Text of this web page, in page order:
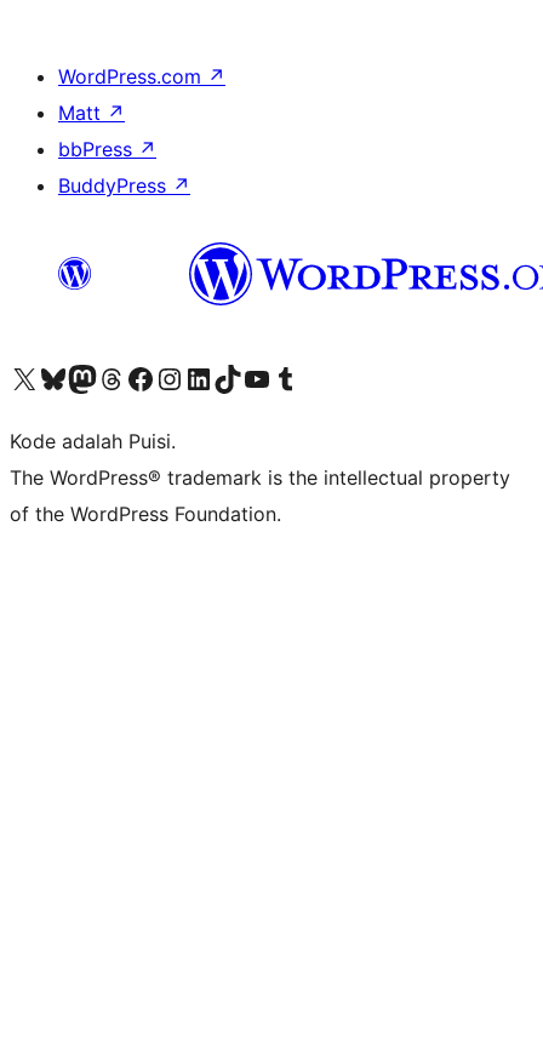
WordPress.com ↗
Matt ↗
bbPress ↗
BuddyPress ↗
Kunjungi akun X (sebelumnya Twitter) kamiVisit our Bluesky account
Kunjungi akun Mastodon kami
Visit our Threads account
Kunjungi halaman Facebook kamiKunjungi akun Instagram kamiKunjungi akun LinkedIn kami
Visit our TikTok account
Kunjungi channel YouTube kamiVisit our Tumblr account
Kode adalah Puisi.
The WordPress® trademark is the intellectual property
of the WordPress Foundation.